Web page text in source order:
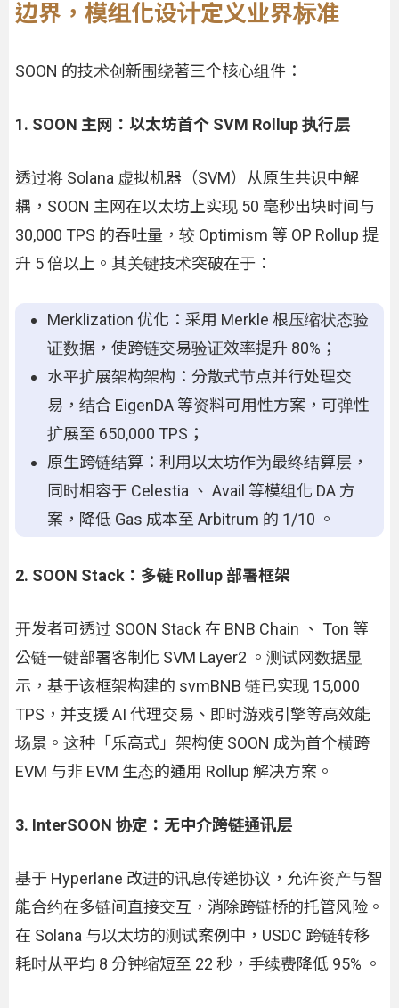
边界，模组化设计定义业界标准
SOON 的技术创新围绕著三个核心组件：
1. SOON 主网：以太坊首个 SVM Rollup 执行层
透过将 Solana 虚拟机器（SVM）从原生共识中解
耦，SOON 主网在以太坊上实现 50 毫秒出块时间与
30,000 TPS 的吞吐量，较 Optimism 等 OP Rollup 提
升 5 倍以上。其关键技术突破在于：
Merklization 优化：采用 Merkle 根压缩状态验
证数据，使跨链交易验证效率提升 80%；
水平扩展架构架构：分散式节点并行处理交
易，结合 EigenDA 等资料可用性方案，可弹性
扩展至 650,000 TPS；
原生跨链结算：利用以太坊作为最终结算层，
同时相容于 Celestia 、 Avail 等模组化 DA 方
案，降低 Gas 成本至 Arbitrum 的 1/10 。
2. SOON Stack：多链 Rollup 部署框架
开发者可透过 SOON Stack 在 BNB Chain 、 Ton 等
公链一键部署客制化 SVM Layer2 。测试网数据显
示，基于该框架构建的 svmBNB 链已实现 15,000
TPS，并支援 AI 代理交易、即时游戏引擎等高效能
场景。这种「乐高式」架构使 SOON 成为首个横跨
EVM 与非 EVM 生态的通用 Rollup 解决方案。
3. InterSOON 协定：无中介跨链通讯层
基于 Hyperlane 改进的讯息传递协议，允许资产与智
能合约在多链间直接交互，消除跨链桥的托管风险。
在 Solana 与以太坊的测试案例中，USDC 跨链转移
耗时从平均 8 分钟缩短至 22 秒，手续费降低 95% 。